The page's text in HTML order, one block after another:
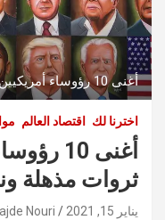
أغنى 10 رؤوساء أمريكيين
اخترنا لك اقتصاد العالم
أغنى 10
ثروات مذهلة
يناير 15, 2021 Nouri